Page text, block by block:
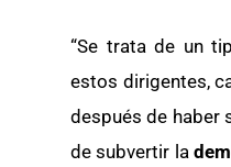
“Se trata de un
estos dirigentes,
después de haber
de subvertir la